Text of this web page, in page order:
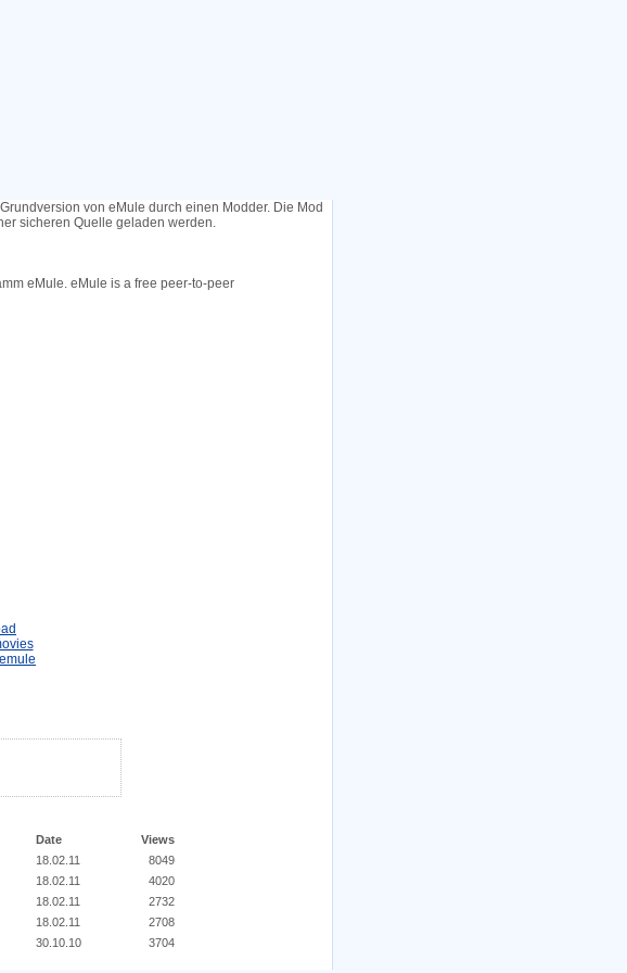
von eMule durch einen Modder. Die Mod
sicheren Quelle geladen werden.
eMule. eMule is a free peer-to-peer
Date
Views
18.02.11
8049
18.02.11
4020
18.02.11
2732
18.02.11
2708
30.10.10 3704